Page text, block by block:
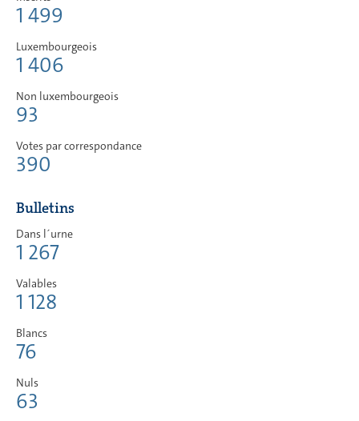
1 499
Luxembourgeois
1 406
Non luxembourgeois
93
Votes par correspondance
390
Bulletins
Dans l´urne
1 267
Valables
1 128
Blancs
76
Nuls
63